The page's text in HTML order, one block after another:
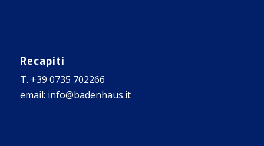
Recapiti
T. +39 0735 702266
email: info@badenhaus.it